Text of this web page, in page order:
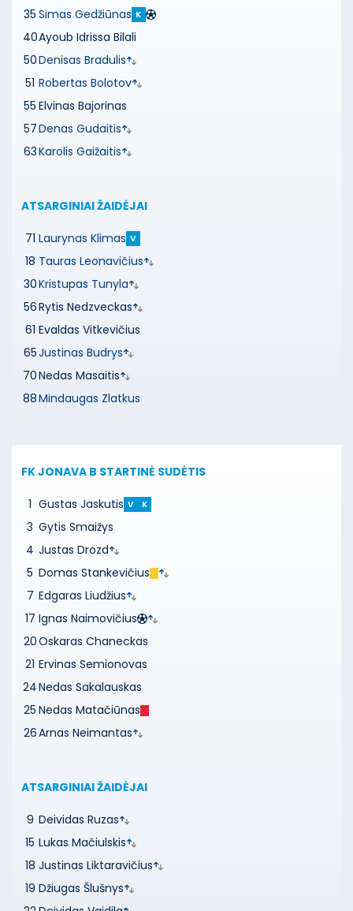
35 Simas Gedžiūnas K
40Ayoub Idrissa Bilali
50Denisas Bradulis
51 Robertas Bolotov
55 Elvinas Bajorinas
57Denas Gudaitis
63Karolis Gaižaitis
ATSARGINIAI ŽAIDĖJAI
71 Laurynas Klimas V
18 Tauras Leonavičius
30Kristupas Tunyla
56Rytis Nedzveckas
61 Evaldas Vitkevičius
65Justinas Budrys
70Nedas Masaitis
88Mindaugas Zlatkus
FK JONAVA B STARTINĖ SUDĖTIS
1 Gustas Jaskutis V K
3 Gytis Smaižys
4 Justas Drozd
5 Domas Stankevičius
7 Edgaras Liudžius
17 Ignas Naimovičius
20Oskaras Chaneckas
21 Ervinas Semionovas
24Nedas Sakalauskas
25 Nedas Matačiūnas
26Arnas Neimantas
ATSARGINIAI ŽAIDĖJAI
9 Deividas Ruzas
15 Lukas Mačiulskis
18 Justinas Liktaravičius
19 Džiugas Šlušnys